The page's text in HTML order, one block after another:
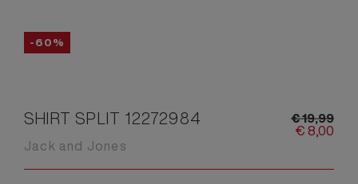
-60%
SHIRT SPLIT 12272984
Jack and Jones
€19,99
€8,00